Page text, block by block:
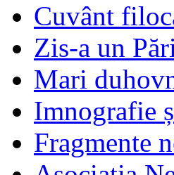
Cuvânt
Zis-a un
Mari
Imnografie
Fragmente